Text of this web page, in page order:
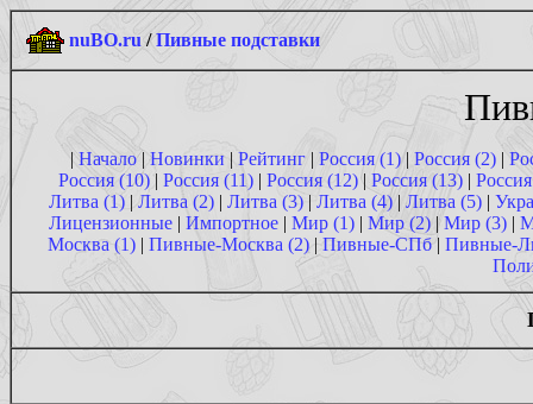
nuBO.ru /Пивные подставки
|Начало| Новинки| Рейтинг| Россия (1)| Россия (2)|
Россия (10)| Россия (11) | Россия (12)| Россия (13) |
Литва (1) | Литва (2) | Литва (3) | Литва (4) | Литва (5) |
Лицензионные | Импортное | Мир (1) | Мир (2) |Мир (3) |
Москва (1) | Пивные-Москва (2) | Пивные-СПб| Пивные-